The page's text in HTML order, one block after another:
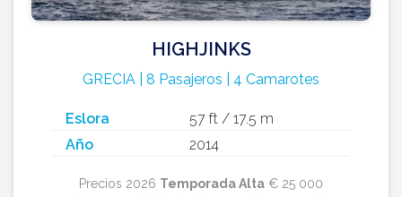
HIGHJINKS
GRECIA | 8 Pasajeros | 4 Camarotes
Eslora
57 ft / 17.5 m
Año
2014
Precios 2026 Temporada Alta€ 25 000